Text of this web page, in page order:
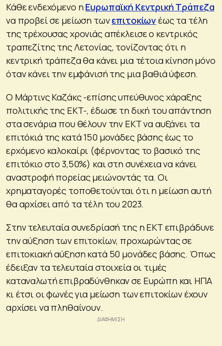
Κάθε ενδεχόμενο ηΕυρωπαϊκή Κεντρική Τράπεζα
να προβεί σε μείωση τωνεπιτοκίωνέως τα τέλη
της τρέχουσας χρονιάς απέκλεισε ο κεντρικός
τραπεζίτης της Λετονίας, τονίζοντας ότι η
κεντρική τράπεζα θα κάνει μια τέτοια κίνηση μόνο
όταν κάνει την εμφάνισή της μια βαθιά ύφεση.
Ο Μάρτινς Καζάκς -επίσης υπεύθυνος χάραξης
πολιτικής της ΕΚΤ-, έδωσε τη δική του απάντηση
στα σενάρια που θέλουν την ΕΚΤ να αυξάνει τα
επιτόκιά της κατά 150 μονάδες βάσης έως το
ερχόμενο καλοκαίρι (φέρνοντας το βασικό της
επιτόκιο στο 3,50%) και στη συνέχεια να κάνει
αναστροφή πορείας μειώνοντάς τα. Οι
χρηματαγορές τοποθετούνται ότι η μείωση αυτή
θα αρχίσει από τα τέλη του 2023.
Στην τελευταία συνεδρίασή της η ΕΚΤ επιβράδυνε
την αύξηση των επιτοκίων, προχωρώντας σε
επιτοκιακή αύξηση κατά 50 μονάδες βάσης. Όπως
έδειξαν τα τελευταία στοιχεία οι τιμές
καταναλωτή επιβραδύνθηκαν σε Ευρώπη και ΗΠΑ
κι έτσι οι φωνές για μείωση των επιτοκίων έχουν
αρχίσει να πληθαίνουν.